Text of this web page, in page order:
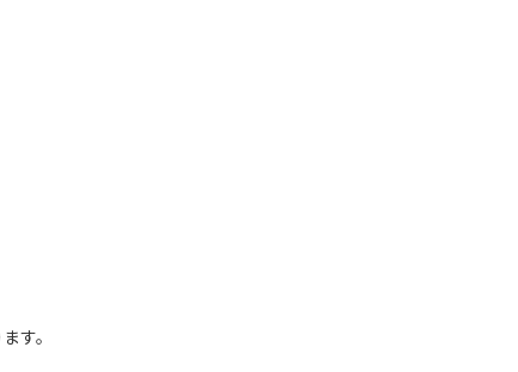
す。